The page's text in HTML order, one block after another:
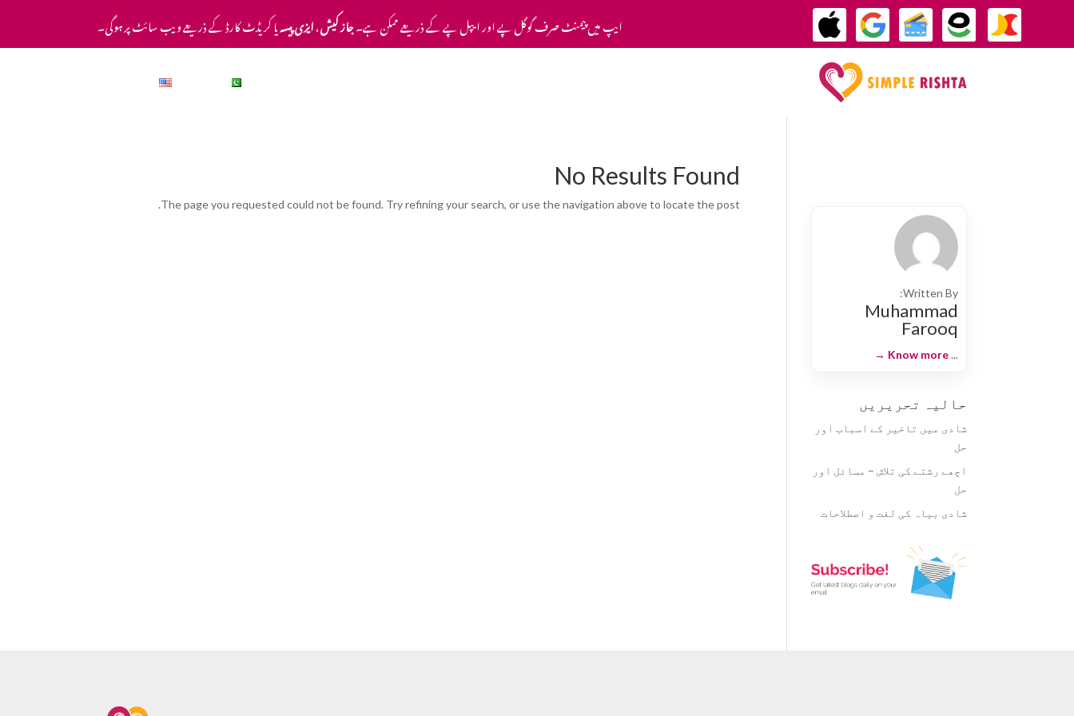
ایپ میں پیمنٹ صرف گوگل پے اور ایپل پے کے ذریعے ممکن ہے۔جاز کیش،ایزی پیسہیا کریڈٹ کارڈ کے ذریعے ویب سائٹ پر ہوگی۔
No Results Found
The page you requested could not be found. Try refining your search, or use the navigation above to locate the post.
Written By:
Muhammad
Farooq
...
Know more →
حالیہ تحریریں
شادی میں تاخیر کے اسباب اور
حل
اچھے رشتے کی تلاش – مسائل اور
حل
شادی بیاہ کی لغت و اصطلاحات